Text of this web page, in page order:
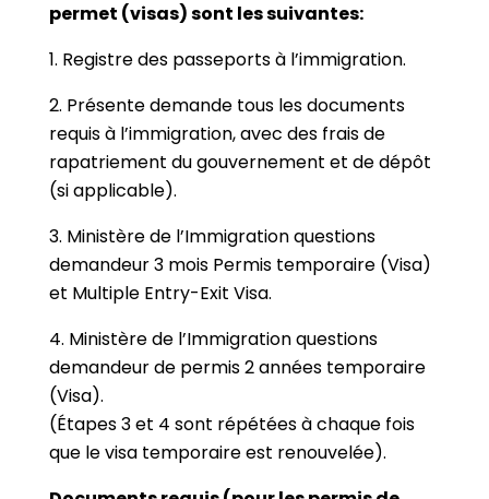
permet (visas) sont les suivantes:
1. Registre des passeports à l’immigration.
2. Présente demande tous les documents
requis à l’immigration, avec des frais de
rapatriement du gouvernement et de dépôt
(si applicable).
3. Ministère de l’Immigration questions
demandeur 3 mois Permis temporaire (Visa)
et Multiple Entry-Exit Visa.
4. Ministère de l’Immigration questions
demandeur de permis 2 années temporaire
(Visa).
(Étapes 3 et 4 sont répétées à chaque fois
que le visa temporaire est renouvelée).